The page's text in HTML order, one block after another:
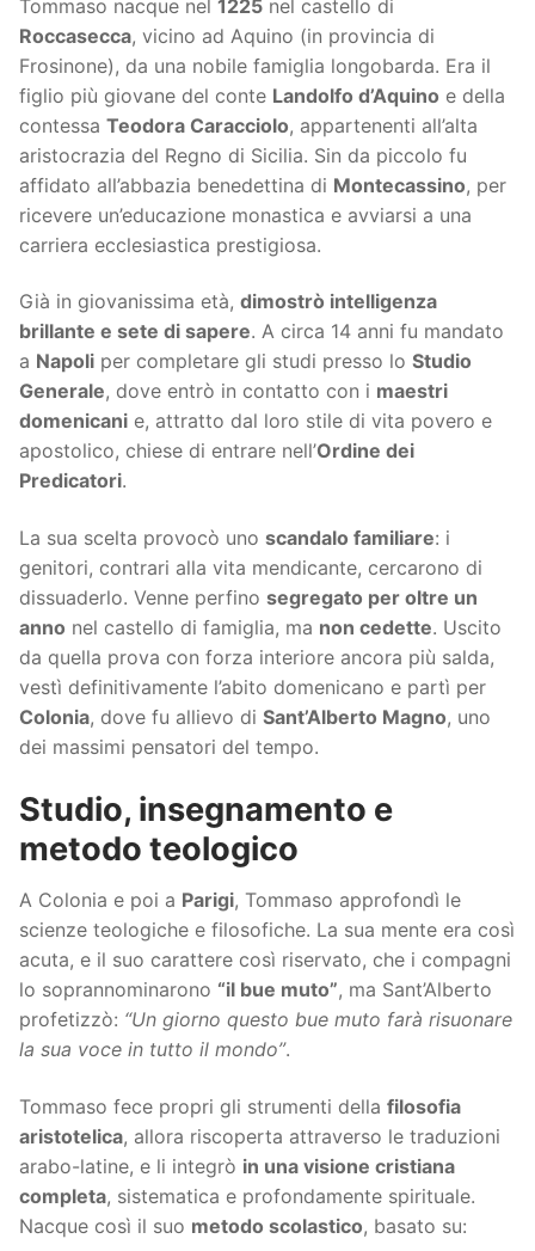
Tommaso nacque nel 1225 nel castello di
Roccasecca, vicino ad Aquino (in provincia di
Frosinone), da una nobile famiglia longobarda. Era il
figlio più giovane del conte Landolfo d’Aquino e della
contessa Teodora Caracciolo, appartenenti all’alta
aristocrazia del Regno di Sicilia. Sin da piccolo fu
affidato all’abbazia benedettina di Montecassino, per
ricevere un’educazione monastica e avviarsi a una
carriera ecclesiastica prestigiosa.
Già in giovanissima età, dimostrò intelligenza
brillante e sete di sapere. A circa 14 anni fu mandato
a Napoli per completare gli studi presso lo Studio
Generale, dove entrò in contatto con i maestri
domenicani e, attratto dal loro stile di vita povero e
apostolico, chiese di entrare nell’Ordine dei
Predicatori.
La sua scelta provocò uno scandalo familiare: i
genitori, contrari alla vita mendicante, cercarono di
dissuaderlo. Venne perfino segregato per oltre un
anno nel castello di famiglia, ma non cedette. Uscito
da quella prova con forza interiore ancora più salda,
vestì definitivamente l’abito domenicano e partì per
Colonia, dove fu allievo di Sant’Alberto Magno, uno
dei massimi pensatori del tempo.
Studio, insegnamento e
metodo teologico
A Colonia e poi a Parigi, Tommaso approfondì le
scienze teologiche e filosofiche. La sua mente era così
acuta, e il suo carattere così riservato, che i compagni
lo soprannominarono “il bue muto”, ma Sant’Alberto
profetizzò: “Un giorno questo bue muto farà risuonare
la sua voce in tutto il mondo”.
Tommaso fece propri gli strumenti della filosofia
aristotelica, allora riscoperta attraverso le traduzioni
arabo-latine, e li integrò in una visione cristiana
completa, sistematica e profondamente spirituale.
Nacque così il suo metodo scolastico, basato su: